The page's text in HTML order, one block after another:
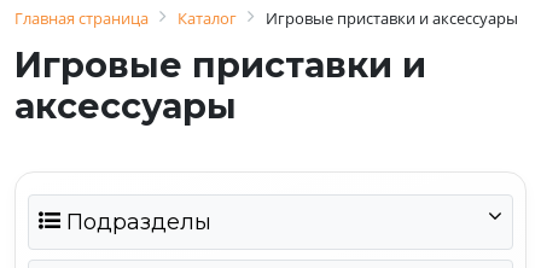
Главная страница Каталог Игровые приставки и аксессуары
Игровые приставки и
аксессуары
Подразделы